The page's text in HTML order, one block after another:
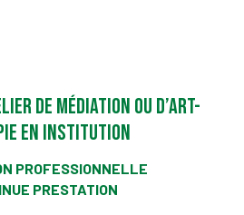
de médiation ou d’art-
en institution
PROFESSIONNELLE
PRESTATION